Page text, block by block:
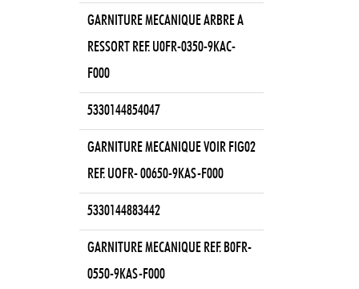
GARNITURE MECANIQUE ARBRE A
RESSORT REF. U0FR-0350-9KAC-
F000
5330144854047
GARNITURE MECANIQUE VOIR FIG02
REF. UOFR- 00650-9KAS-F000
5330144883442
GARNITURE MECANIQUE REF. B0FR-
0550-9KAS-F000